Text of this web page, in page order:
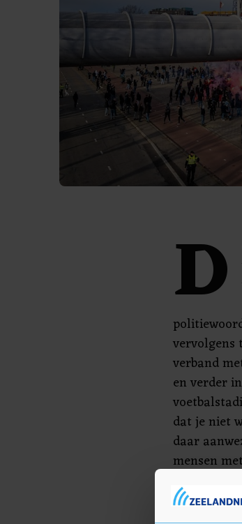
D
vervolgens
verband
en verder
dat je niet
daar
mensen
De ME
om de